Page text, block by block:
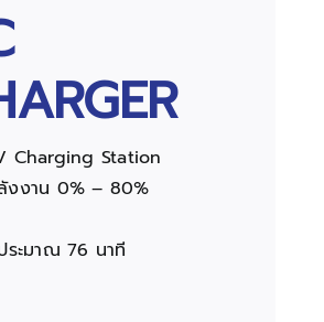
Charging Station
งงาน 0% – 80%
ระมาณ 76 นาที